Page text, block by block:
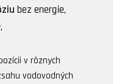
bez energie,
v rôznych
vodovodných